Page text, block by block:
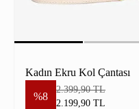
Kadın Ekru Kol Çantası
%8
2.399,90 TL
2.199,90 TL